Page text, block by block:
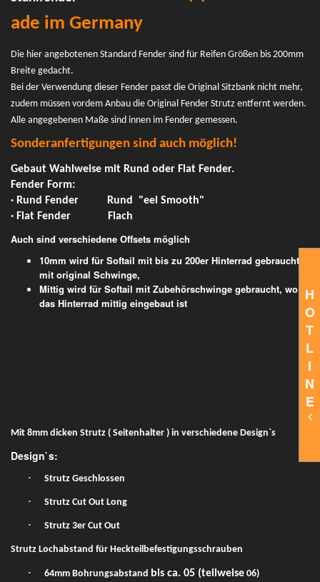
H
O
T
L
I
N
E
ade im Germany
Die hier angebotenen Standard Fender sind für Reifen Größen bis 200mm
Breite gedacht.
Bei der Verwendung dieser Fender passt die Original Sitzbank nicht mehr,
zudem müssen vordem Anbau die Original Fender Strutz entfernt werden.
Alle angegebenen Maße sind innen im Fender gemessen.
Sonderanfertigungen sind auch möglich!
Gebaut Wahlweise mit Rund oder Flat Fender.
Fender Form:
· Rund Fender Rund "eel Smooth"
· Flat Fender Flach
Auch sind verschiedene Offsets möglich
10mm wird für Softail mit bis zu 200er Hinterrad gebraucht
mit original Schwinge,
Mittig wird für Softail mit Zubehörschwinge gebraucht, wo
das Hinterrad mittig eingebaut ist
Mit 8mm dicken Strutz ( Seitenhalter ) in verschiedene Design`s
Design`s:
· Strutz Geschlossen
· Strutz Cut Out Long
· Strutz 3er Cut Out
Strutz Lochabstand für Heckteilbefestigungsschrauben
· 64mm Bohrungsabstand bis ca. 05 (teilweise 06)